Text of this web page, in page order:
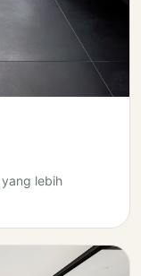
lebih